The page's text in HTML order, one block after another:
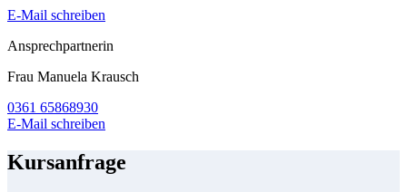
E-Mail schreiben
Ansprechpartnerin
Frau Manuela Krausch
0361 65868930
E-Mail schreiben
Kursanfrage